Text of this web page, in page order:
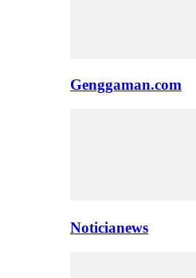
Genggaman.com
Noticianews